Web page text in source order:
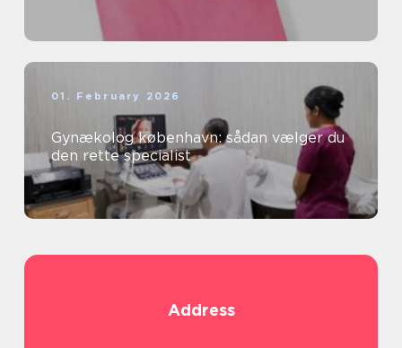
01. February 2026
Gynækolog københavn: sådan vælger du
den rette specialist
Address